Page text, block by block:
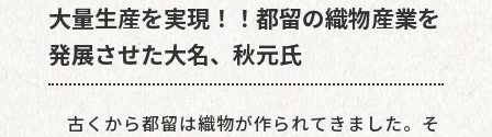
大量生産を実現！！都留の織物産業を
発展させた大名、秋元氏
古くから都留は織物が作られてきました。そ